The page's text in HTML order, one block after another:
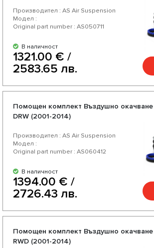
Производител : AS Air Suspension
Модел :
Original part number : AS050711
В наличност
1321.00 € /
2583.65 лв.
Помощен комплект Въздушно
DRW (2001-2014)
Производител : AS Air Suspension
Модел :
Original part number : AS060412
В наличност
1394.00 € /
2726.43 лв.
Помощен комплект Въздушно
RWD (2001-2014)